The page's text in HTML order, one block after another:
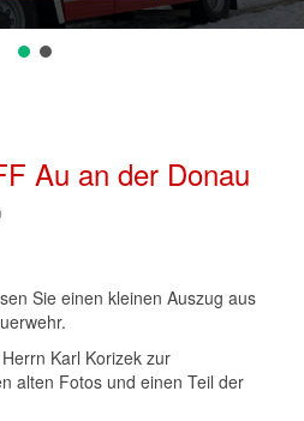
Au an der Donau
Sie einen kleinen Auszug aus
Karl Korizek zur
alten Fotos und einen Teil der